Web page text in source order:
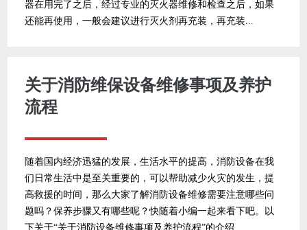
器在用完了之后，经过专业的灭火器维修和检查之后，如果
还能再使用，一般会建议进行灭火剂再充装，再充装...
关于消防维保设备维修事项及养护
流程
随着国内经济迅猛的发展，生活水平的提高，消防设备在我
们日常生活中是至关重要的，可以帮助减少火灾的发生，提
高救援的时间，那么大家了解消防设备维修需要注意哪些问
题吗？保养步骤又有哪些呢？快随着小编一起来看下吧。以
下关于“关于消防设备维修事项及养护流程”的介绍...